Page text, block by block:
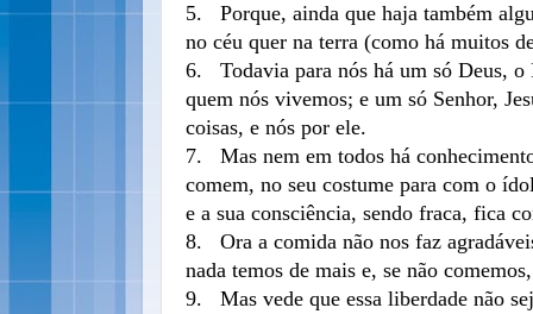
5.
Porque, ainda que haja também
no céu quer na terra (como há muitos
6.
Todavia para nós há um só Deus,
quem nós vivemos; e um só Senhor,
coisas, e nós por ele.
7.
Mas nem em todos há
comem, no seu costume para com o
e a sua consciência, sendo fraca, fica
8.
Ora a comida não nos faz
nada temos de mais e, se não
9.
Mas vede que essa liberdade não